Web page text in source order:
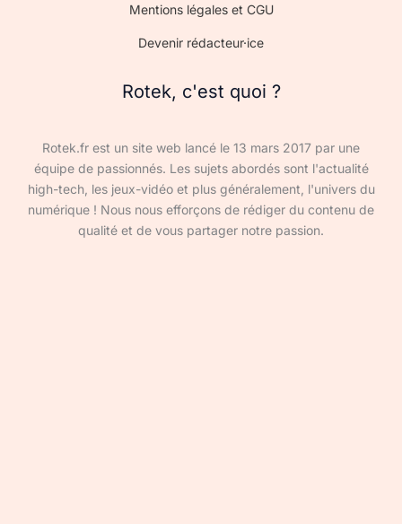
Mentions légales et CGU
Devenir rédacteur·ice
Rotek, c'est quoi ?
Rotek.fr est un site web lancé le 13 mars 2017 par une
équipe de passionnés. Les sujets abordés sont l'actualité
high-tech, les jeux-vidéo et plus généralement, l'univers du
numérique ! Nous nous efforçons de rédiger du contenu de
qualité et de vous partager notre passion.